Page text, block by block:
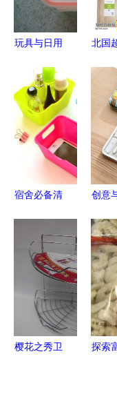
玩具与日用
乐趣 YY的
日常分享
北国
杂品
生活
艺
宿舍必备清
期”也能妙
用的日用小
物
创意
日用
亮生
樱花之秀卫
探索